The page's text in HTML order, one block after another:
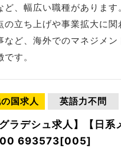
ど、幅広い職種があります
の立ち上げや事業拡大に
など、海外でのマネジメ
す。
国求人 英語力不問
グラデシュ求人】【日
693573[005]